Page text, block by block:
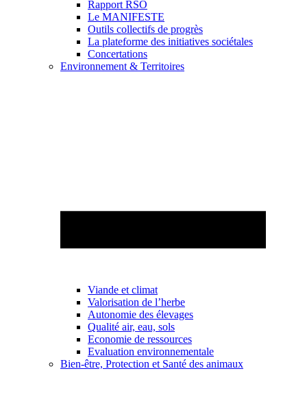
Rapport RSO
Le MANIFESTE
Outils collectifs de progrès
La plateforme des initiatives sociétales
Concertations
Environnement & Territoires
Viande et climat
Valorisation de l’herbe
Autonomie des élevages
Qualité air, eau, sols
Economie de ressources
Evaluation environnementale
Bien-être, Protection et Santé des animaux